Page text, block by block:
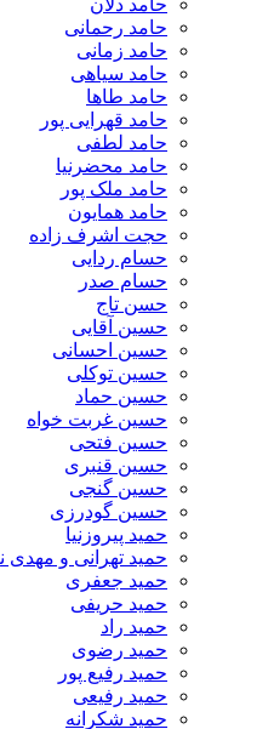
حامد رحمانی
حامد زمانی
حامد سیاهی
حامد طاها
حامد قهرایی پور
حامد لطفی
حامد محضرنیا
حامد ملک پور
حامد همایون
حجت اشرف زاده
حسام ردایی
حسام صدر
حسن تاج
حسین آقایی
حسین احسانی
حسین توکلی
حسین حماد
حسین غربت خواه
حسین فتحی
حسین قنبری
حسین گنجی
حسین گودرزی
حمید پیروزنیا
حمید تهرانی و مهدی نبی زاده
حمید جعفری
حمید حریفی
حمید راد
حمید رضوی
حمید رفیع پور
حمید رفیعی
حمید شکرانه